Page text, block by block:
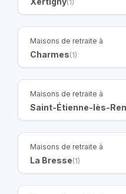
(1)
Maisons de retraite à
Charmes(1)
Maisons de retraite à
Saint-Étienne-lès-
Maisons de retraite à
La Bresse(1)